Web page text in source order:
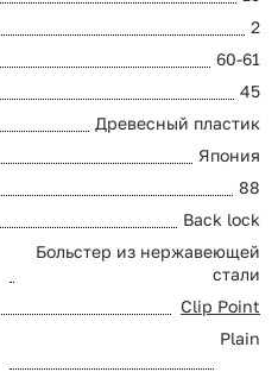
2
60-61
45
Древесный пластик
Япония
88
Back lock
Больстер из нержавеющей
стали
Clip Point
Plain